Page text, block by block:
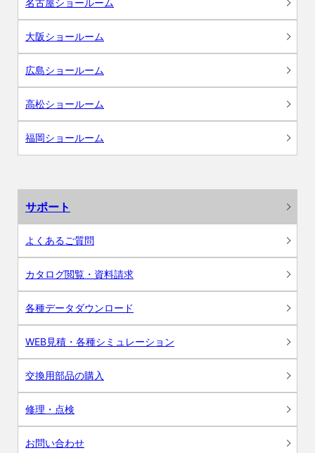
名古屋ショールーム
大阪ショールーム
広島ショールーム
高松ショールーム
福岡ショールーム
サポート
よくあるご質問
カタログ閲覧・資料請求
各種データダウンロード
WEB見積・各種シミュレーション
交換用部品の購入
修理・点検
お問い合わせ